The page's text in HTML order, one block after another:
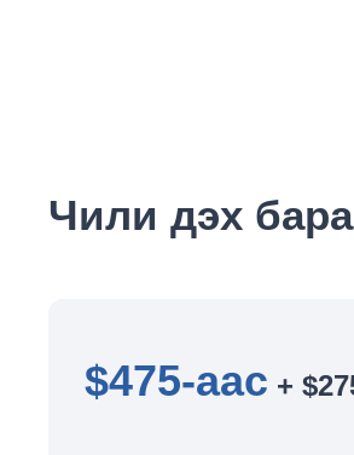
Чили дэх
$475-аас +